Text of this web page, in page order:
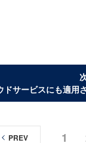
ドサービスにも適用
1
PREV